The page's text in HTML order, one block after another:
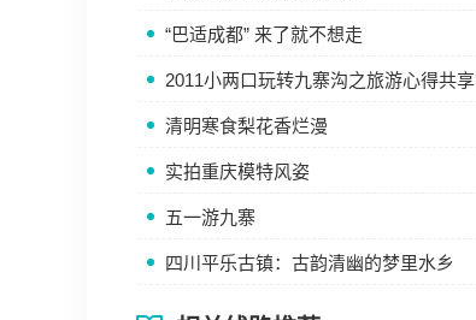
“巴适成都” 来了就不想走
2011小两口玩转九寨沟之旅游心得共享
清明寒食梨花香烂漫
实拍重庆模特风姿
五一游九寨
四川平乐古镇：古韵清幽的梦里水乡